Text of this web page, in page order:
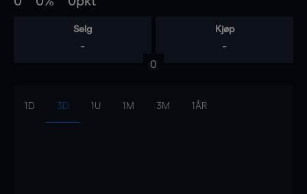
Selg
-
Kjøp
-
0
1D 3D 1U 1M 3M 1ÅR